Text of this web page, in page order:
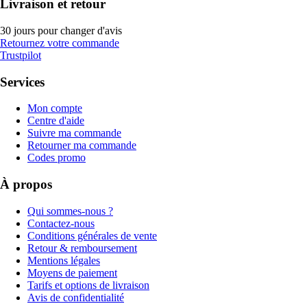
Livraison et retour
30 jours pour changer d'avis
Retournez votre commande
Trustpilot
Services
Mon compte
Centre d'aide
Suivre ma commande
Retourner ma commande
Codes promo
À propos
Qui sommes-nous ?
Contactez-nous
Conditions générales de vente
Retour & remboursement
Mentions légales
Moyens de paiement
Tarifs et options de livraison
Avis de confidentialité